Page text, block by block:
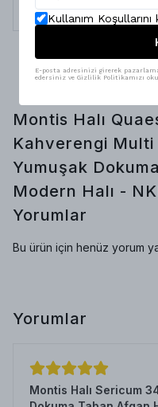
İplik Çeşitleri Pamuk,
Montis Halı
Kahverengi Multi
Yumuşak
Modern Halı -
Yorumlar
Bu ürün için henüz yorum
Yorumlar
Montis Halı Sericum
Kullanım
E-posta adresinizi girerek
edersiniz ve Gizlilik Politikamızı